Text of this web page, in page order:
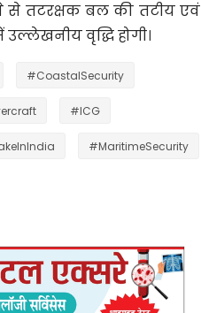
से तटरक्षक बल की तटीय एवं
उल्लेखनीय वृद्धि होगी।
#CoastalSecurity
#ICG
#MaritimeSecurity